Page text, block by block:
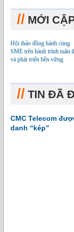
// MỚI
Hội thảo đồng hành cùng
SME trên hành trình tuân
và phát triển bền vững
// TIN ĐÃ
CMC Telecom
danh “kép”